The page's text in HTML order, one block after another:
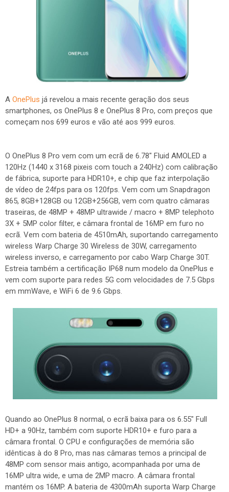
A OnePlus já revelou a mais recente geração dos seus
smartphones, os OnePlus 8 e OnePlus 8 Pro, com preços que
começam nos 699 euros e vão até aos 999 euros.
O OnePlus 8 Pro vem com um ecrã de 6.78" Fluid AMOLED a
120Hz (1440 x 3168 pixeis com touch a 240Hz) com calibração
de fábrica, suporte para HDR10+, e chip que faz interpolação
de vídeo de 24fps para os 120fps. Vem com um Snapdragon
865, 8GB+128GB ou 12GB+256GB, vem com quatro câmaras
traseiras, de 48MP + 48MP ultrawide / macro + 8MP telephoto
3X + 5MP color filter, e câmara frontal de 16MP em furo no
ecrã. Vem com bateria de 4510mAh, suportando carregamento
wireless Warp Charge 30 Wireless de 30W, carregamento
wireless inverso, e carregamento por cabo Warp Charge 30T.
Estreia também a certificação IP68 num modelo da OnePlus e
vem com suporte para redes 5G com velocidades de 7.5 Gbps
em mmWave, e WiFi 6 de 9.6 Gbps.
Quando ao OnePlus 8 normal, o ecrã baixa para os 6.55" Full
HD+ a 90Hz, também com suporte HDR10+ e furo para a
câmara frontal. O CPU e configurações de memória são
idênticas à do 8 Pro, mas nas câmaras temos a principal de
48MP com sensor mais antigo, acompanhada por uma de
16MP ultra wide, e uma de 2MP macro. A câmara frontal
mantém os 16MP. A bateria de 4300mAh suporta Warp Charge